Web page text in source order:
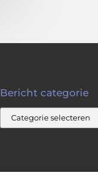
Bericht categorie